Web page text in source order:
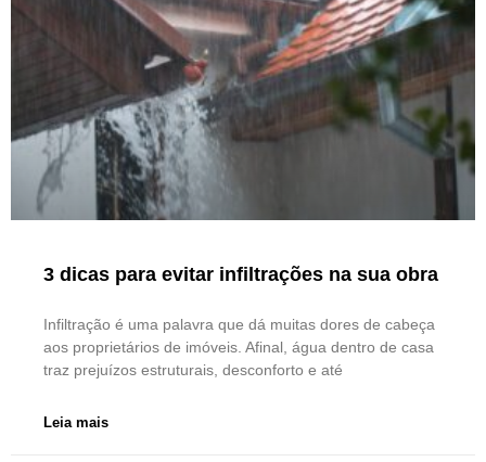
3 dicas para evitar infiltrações na sua obra
Infiltração é uma palavra que dá muitas dores de cabeça
aos proprietários de imóveis. Afinal, água dentro de casa
traz prejuízos estruturais, desconforto e até
Leia mais